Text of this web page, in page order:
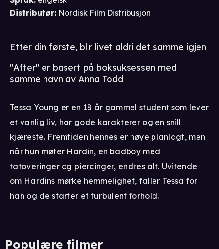
Distributør: Nordisk Film Distribusjon
Etter din første, blir livet aldri det samme igjen
"After" er basert på boksuksessen med
samme navn av Anna Todd
Tessa Young er en 18 år gammel student som lever
et vanlig liv, har gode karakterer og en snill
kjæreste. Fremtiden hennes er nøye planlagt, men
når hun møter Hardin, en badboy med
tatoveringer og piercinger, endres alt. Uvitende
om Hardins mørke hemmelighet, faller Tessa for
han og de starter et turbulent forhold.
Populære filmer